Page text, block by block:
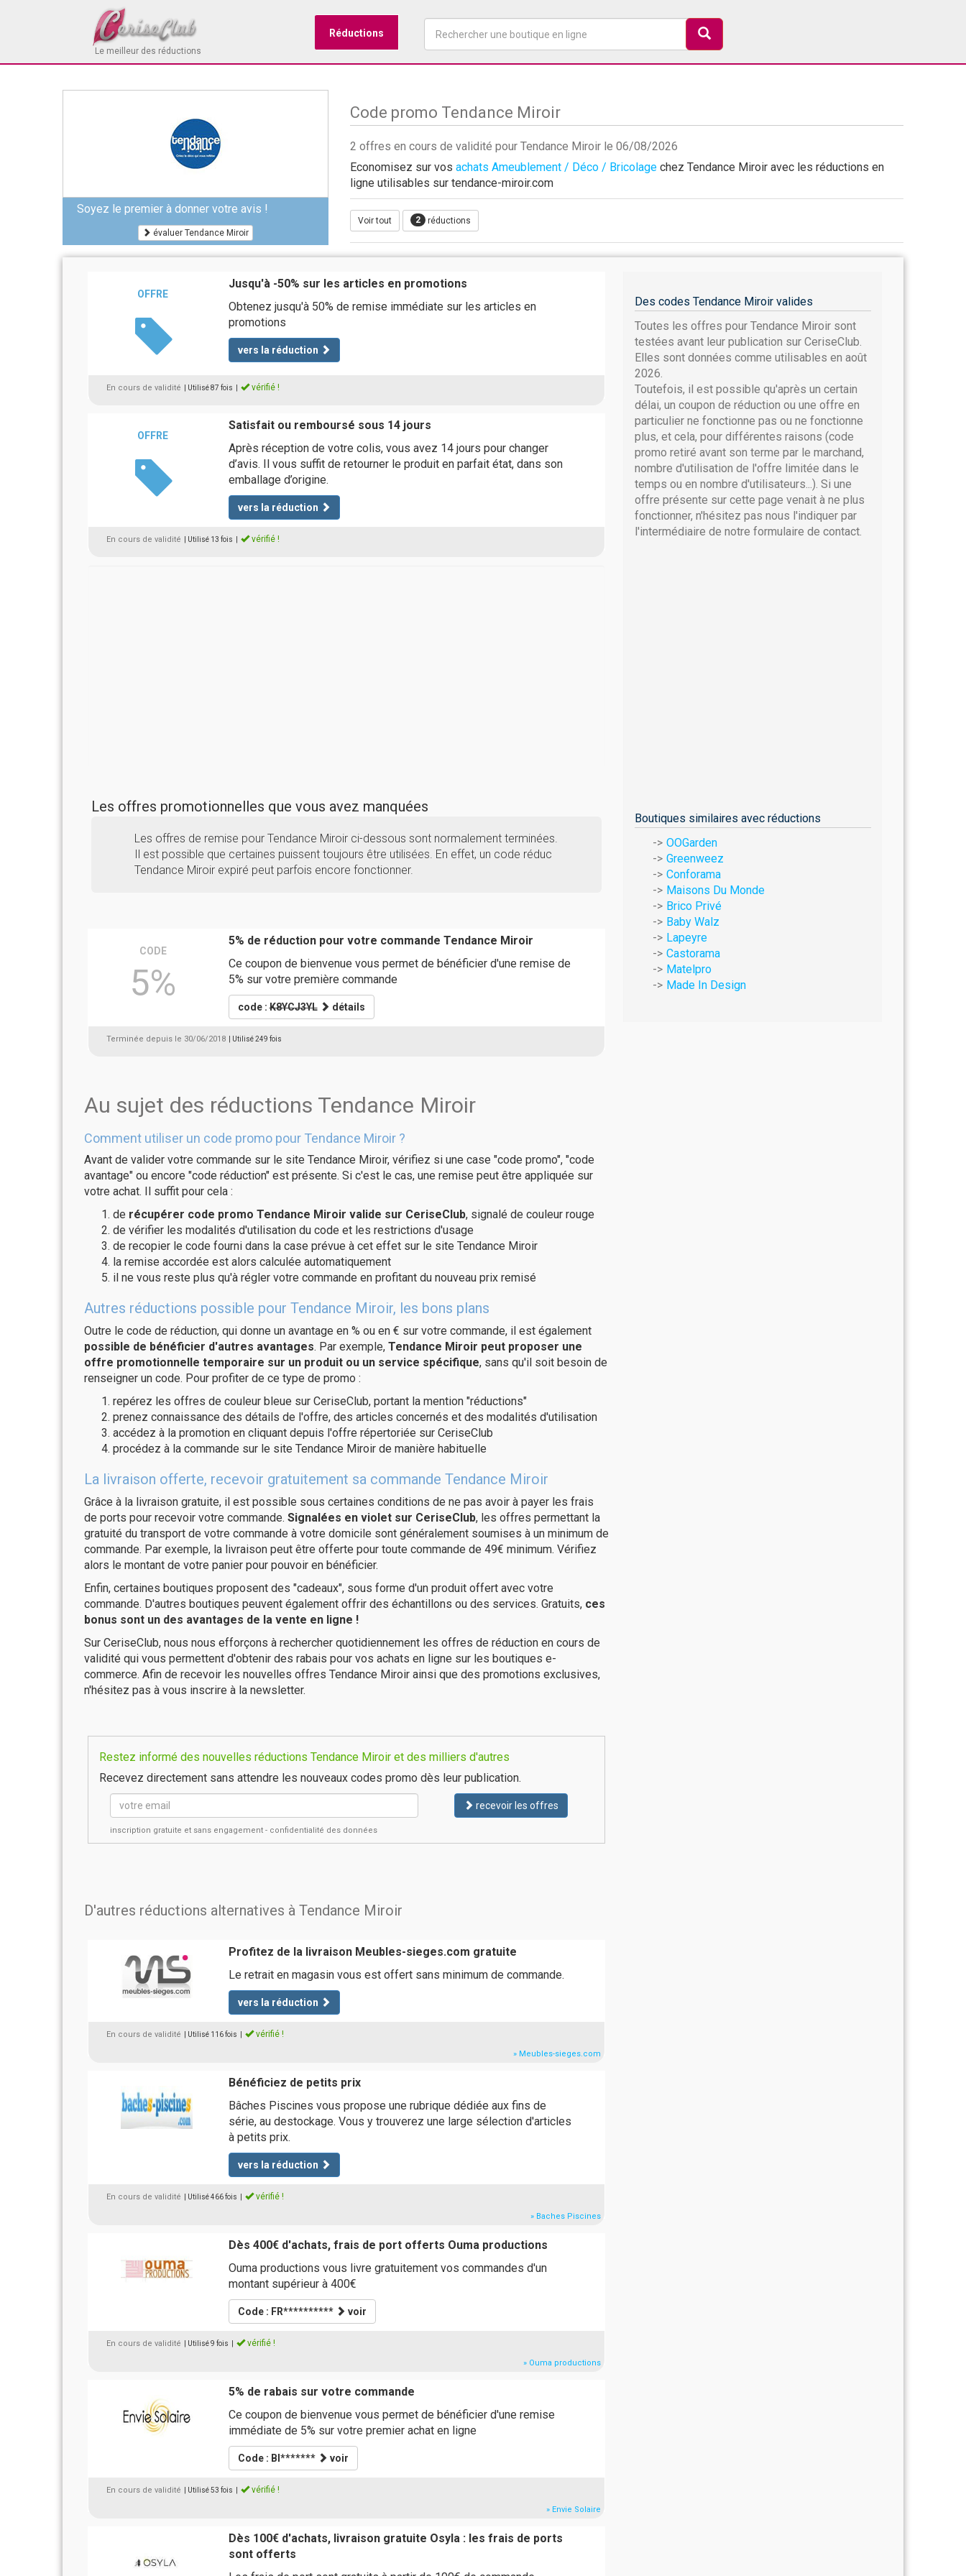
Le meilleur des réductions
Réductions
Soyez le premier à donner votre avis !
évaluer Tendance Miroir
Code promo Tendance Miroir
2 offres en cours de validité pour Tendance Miroir le 06/08/2026
Economisez sur vos achats Ameublement / Déco / Bricolage chez Tendance Miroir avec les réductions en
ligne utilisables sur tendance-miroir.com
Voir tout 2 réductions
OFFRE
Jusqu'à -50% sur les articles en promotions
Obtenez jusqu'à 50% de remise immédiate sur les articles en
promotions
vers la réduction
En cours de validité | Utilisé 87 fois vérifié !
OFFRE
Satisfait ou remboursé sous 14 jours
Après réception de votre colis, vous avez 14 jours pour changer
d’avis. Il vous suffit de retourner le produit en parfait état, dans son
emballage d’origine.
vers la réduction
En cours de validité | Utilisé 13 fois vérifié !
Les offres promotionnelles que vous avez manquées
Les offres de remise pour Tendance Miroir ci-dessous sont normalement terminées.
Il est possible que certaines puissent toujours être utilisées. En effet, un code réduc
Tendance Miroir expiré peut parfois encore fonctionner.
CODE
5%
5% de réduction pour votre commande Tendance Miroir
Ce coupon de bienvenue vous permet de bénéficier d'une remise de
5% sur votre première commande
code :K8YCJ3YL détails
Terminée depuis le 30/06/2018 | Utilisé 249 fois
Au sujet des réductions Tendance Miroir
Comment utiliser un code promo pour Tendance Miroir ?
Avant de valider votre commande sur le site Tendance Miroir, vérifiez si une case "code promo", "code
avantage" ou encore "code réduction" est présente. Si c'est le cas, une remise peut être appliquée sur
votre achat. Il suffit pour cela :
de récupérer code promo Tendance Miroir valide sur CeriseClub, signalé de couleur rouge
de vérifier les modalités d'utilisation du code et les restrictions d'usage
de recopier le code fourni dans la case prévue à cet effet sur le site Tendance Miroir
la remise accordée est alors calculée automatiquement
il ne vous reste plus qu'à régler votre commande en profitant du nouveau prix remisé
Autres réductions possible pour Tendance Miroir, les bons plans
Outre le code de réduction, qui donne un avantage en % ou en € sur votre commande, il est également
possible de bénéficier d'autres avantages. Par exemple, Tendance Miroir peut proposer une
offre promotionnelle temporaire sur un produit ou un service spécifique, sans qu'il soit besoin de
renseigner un code. Pour profiter de ce type de promo :
repérez les offres de couleur bleue sur CeriseClub, portant la mention "réductions"
prenez connaissance des détails de l'offre, des articles concernés et des modalités d'utilisation
accédez à la promotion en cliquant depuis l'offre répertoriée sur CeriseClub
procédez à la commande sur le site Tendance Miroir de manière habituelle
La livraison offerte, recevoir gratuitement sa commande Tendance Miroir
Grâce à la livraison gratuite, il est possible sous certaines conditions de ne pas avoir à payer les frais
de ports pour recevoir votre commande. Signalées en violet sur CeriseClub, les offres permettant la
gratuité du transport de votre commande à votre domicile sont généralement soumises à un minimum de
commande. Par exemple, la livraison peut être offerte pour toute commande de 49€ minimum. Vérifiez
alors le montant de votre panier pour pouvoir en bénéficier.
Enfin, certaines boutiques proposent des "cadeaux", sous forme d'un produit offert avec votre
commande. D'autres boutiques peuvent également offrir des échantillons ou des services. Gratuits, ces
bonus sont un des avantages de la vente en ligne !
Sur CeriseClub, nous nous efforçons à rechercher quotidiennement les offres de réduction en cours de
validité qui vous permettent d'obtenir des rabais pour vos achats en ligne sur les boutiques e-
commerce. Afin de recevoir les nouvelles offres Tendance Miroir ainsi que des promotions exclusives,
n'hésitez pas à vous inscrire à la newsletter.
Restez informé des nouvelles réductions Tendance Miroir et des milliers d'autres
Recevez directement sans attendre les nouveaux codes promo dès leur publication.
recevoir les offres
inscription gratuite et sans engagement - confidentialité des données
D'autres réductions alternatives à Tendance Miroir
Profitez de la livraison Meubles-sieges.com gratuite
Le retrait en magasin vous est offert sans minimum de commande.
vers la réduction
En cours de validité | Utilisé 116 fois vérifié !
» Meubles-sieges.com
Bénéficiez de petits prix
Bâches Piscines vous propose une rubrique dédiée aux fins de
série, au destockage. Vous y trouverez une large sélection d'articles
à petits prix.
vers la réduction
En cours de validité | Utilisé 466 fois vérifié !
» Baches Piscines
Dès 400€ d'achats, frais de port offerts Ouma productions
Ouma productions vous livre gratuitement vos commandes d'un
montant supérieur à 400€
Code : FR********** voir
En cours de validité | Utilisé 9 fois vérifié !
» Ouma productions
5% de rabais sur votre commande
Ce coupon de bienvenue vous permet de bénéficier d'une remise
immédiate de 5% sur votre premier achat en ligne
Code : BI******* voir
En cours de validité | Utilisé 53 fois vérifié !
» Envie Solaire
Dès 100€ d'achats, livraison gratuite Osyla : les frais de ports
sont offerts
Des codes Tendance Miroir valides
Toutes les offres pour Tendance Miroir sont
testées avant leur publication sur CeriseClub.
Elles sont données comme utilisables en août
2026.
Toutefois, il est possible qu'après un certain
délai, un coupon de réduction ou une offre en
particulier ne fonctionne pas ou ne fonctionne
plus, et cela, pour différentes raisons (code
promo retiré avant son terme par le marchand,
nombre d'utilisation de l'offre limitée dans le
temps ou en nombre d'utilisateurs...). Si une
offre présente sur cette page venait à ne plus
fonctionner, n'hésitez pas nous l'indiquer par
l'intermédiaire de notre formulaire de contact.
Boutiques similaires avec réductions
OOGarden
Greenweez
Conforama
Maisons Du Monde
Brico Privé
Baby Walz
Lapeyre
Castorama
Matelpro
Made In Design